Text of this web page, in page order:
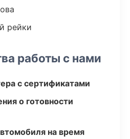
рейки
работы с нами
с сертификатами
о готовности
на время